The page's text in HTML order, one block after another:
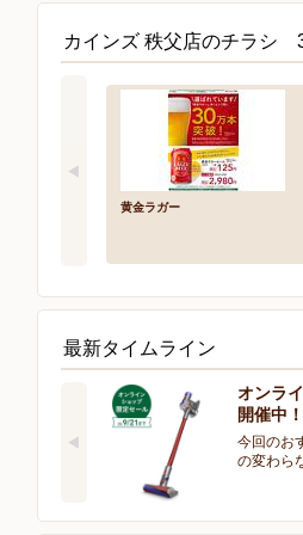
カインズ 秩父店のチラシ
黄金ラガー
最新タイムライン
オンラ
開催中！
今回のお
の変わら